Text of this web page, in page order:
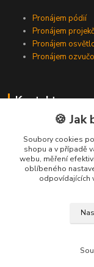
Pronájem pódií
Pronájem
Pronájem
Pronájem
Kontakty
+420
(Po-Pá, 9-
info@videotech.cz
🍪 Jak
Soubory cookies
shopu a v případě
webu, měření
oblíbeného
odpovídajících